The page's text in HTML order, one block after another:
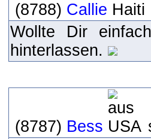
(8788) Callie
Wollte Dir
hinterlassen.
(8787) Bess